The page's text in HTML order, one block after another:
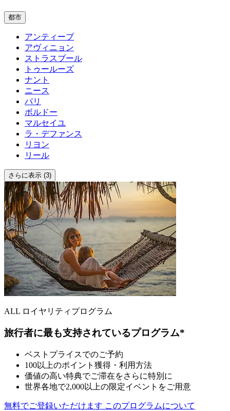
都市
アンティーブ
アヴィニョン
ストラスブール
トゥールーズ
ナント
ニース
パリ
ボルドー
マルセイユ
ラ・デファンス
リヨン
リール
さらに表示 (3)
ALL ロイヤリティプログラム
旅行者に最も支持されているプログラム*
ベストプライスでのご予約
100以上のポイント獲得・利用方法
価値の高い特典でご滞在をさらに特別に
世界各地で2,000以上の限定イベントをご用意
無料でご登録いただけます このプログラムについて